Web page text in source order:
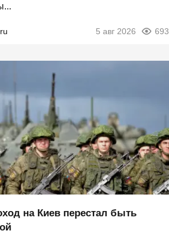
5 авг 2026 693
на Киев перестал быть